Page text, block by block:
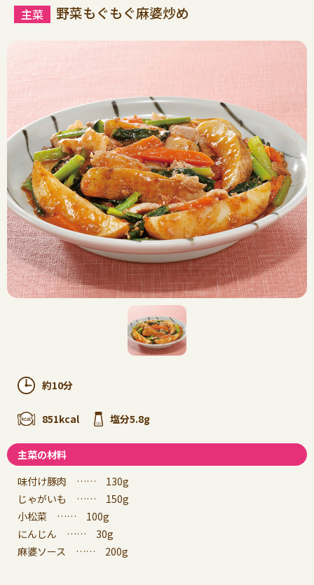
野菜もぐもぐ麻婆炒め
約10分
851kcal 塩分5.8g
主菜の材料
味付け豚肉 …… 130g
じゃがいも …… 150g
小松菜 …… 100g
にんじん …… 30g
麻婆ソース …… 200g